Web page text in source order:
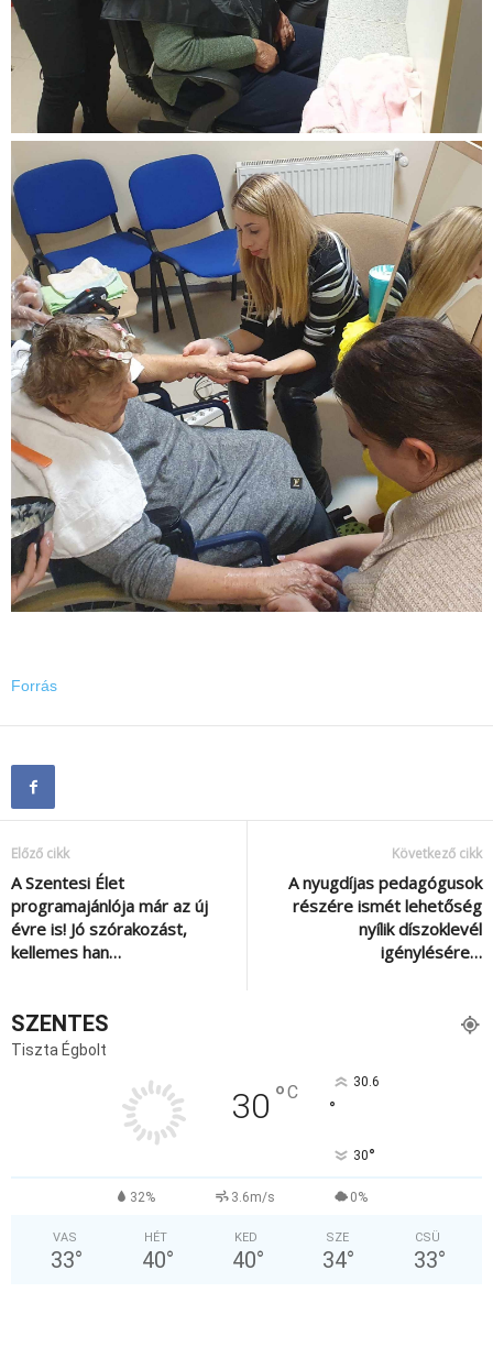
Forrás
Előző cikk
A Szentesi Élet
programajánlója már az új
évre is! Jó szórakozást,
kellemes han…
Következő cikk
A nyugdíjas pedagógusok
részére ismét lehetőség
nyílik díszoklevél
igénylésére…
SZENTES
Tiszta Égbolt
30 °C 30.6
°
30°
32% 3.6m/s 0%
VAS
33°
HÉT
40°
KED
40°
SZE
34°
CSÜ
33°